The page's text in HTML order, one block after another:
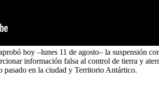
hoy –lunes 11 de agosto– la
información falsa al control de tierra y
en la ciudad y Territorio Antártico.